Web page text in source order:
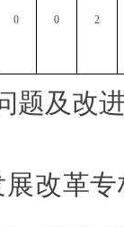
0 0 2
题及改
改革专